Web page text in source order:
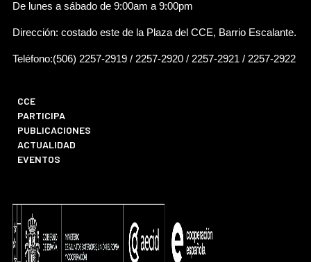
De lunes a sábado de 9:00am a 9:00pm
Dirección: costado este de la Plaza del CCE, Barrio Escalante.
Teléfono:(506) 2257-2919 / 2257-2920 / 2257-2921 / 2257-2922
CCE
PARTICIPA
PUBLICACIONES
ACTUALIDAD
EVENTOS